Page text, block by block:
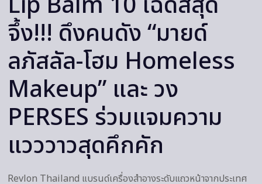
จึ้ง!!! ดึงคนดัง “มายด์
ลภัสลัล-โฮม Homeless
Makeup” และ วง
PERSES ร่วมแจมความ
แวววาวสุดคึกคัก
Revlon Thailand แบรนด์เครื่องสำอางระดับแถวหน้าจากประเทศ